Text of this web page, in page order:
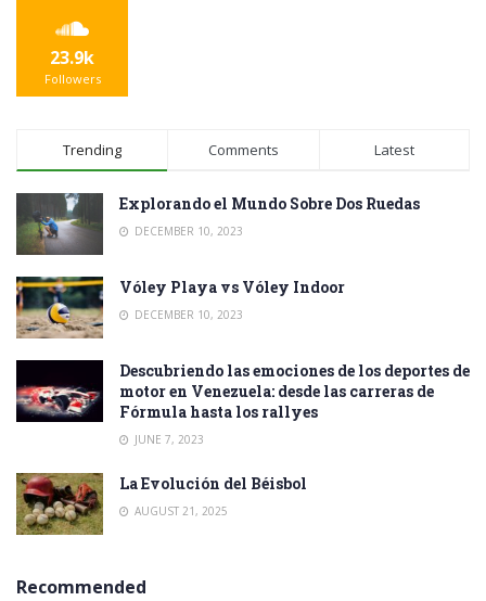
23.9k
Followers
Trending Comments Latest
Explorando el Mundo Sobre Dos Ruedas
DECEMBER 10, 2023
Vóley Playa vs Vóley Indoor
DECEMBER 10, 2023
Descubriendo las emociones de los deportes de
motor en Venezuela: desde las carreras de
Fórmula hasta los rallyes
JUNE 7, 2023
La Evolución del Béisbol
AUGUST 21, 2025
Recommended